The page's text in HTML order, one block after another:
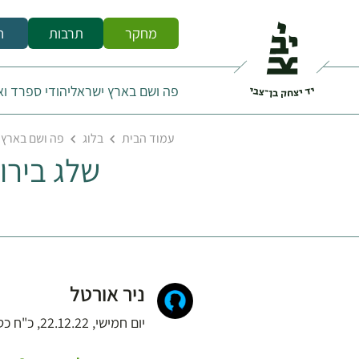
מחקר תרבות
פה ושם בארץ ישראליהודי ספרד
עמוד הבית בלוג פה ושם
שלג
ניר אורטל
יום חמישי, 22.12.22, כ"ח כסלו התשפ"ג